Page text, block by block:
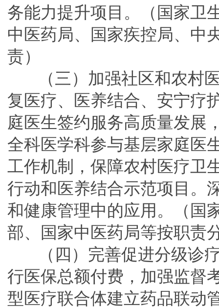
务能力提升项目。（国家卫
中医药局、国家疾控局、中
责）
（三）加强社区和农村
复医疗、医养结合、安宁疗
庭医生签约服务高质量发展
全科医学科参与基层家庭医
工作机制，保障农村医疗卫
行动和医养结合示范项目。
和健康管理中的应用。（国
部、国家中医药局等按职责
（四）完善促进分级诊
行医保总额付费，加强监督
型医疗联合体建立药品联动